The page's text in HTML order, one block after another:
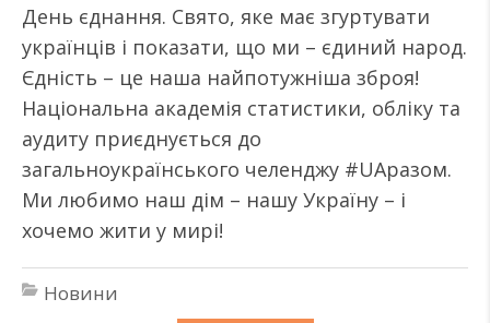
День єднання. Свято, яке має згуртувати
українців і показати, що ми – єдиний народ.
Єдність – це наша найпотужніша зброя!
Національна академія статистики, обліку та
аудиту приєднується до
загальноукраїнського челенджу #UAразом.
Ми любимо наш дім – нашу Україну – і
хочемо жити у мирі!
Новини